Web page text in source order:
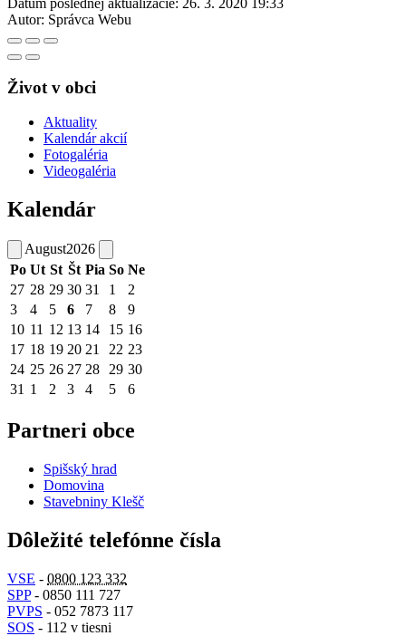
Autor: Správca Webu
Život v obci
Aktuality
Kalendár akcií
Fotogaléria
Videogaléria
Kalendár
August2026
Po Ut St Št Pia So Ne
27 28 29 30 31 1
2
3
4 5 6 7 8
9
10 11 12 13 14 15 16
17 18 19 20 21 22 23
24 25 26 27 28 29 30
31 1 2 3 4 5 6
Partneri obce
Spišský hrad
Domovina
Stavebniny Klešč
Dôležité telefónne čísla
VSE - 0800 123 332
SPP- 0850 111 727
PVPS - 052 7873 117
SOS - 112 v tiesni